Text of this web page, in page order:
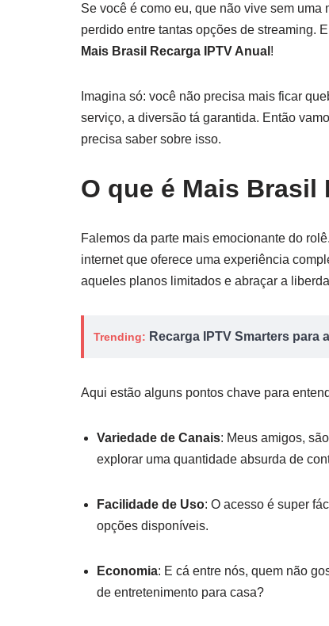
Se você é como eu, que não vive sem
perdido entre tantas opções de streaming.
Mais Brasil Recarga IPTV Anual !
Imagina só: você não precisa mais ficar
serviço, a diversão tá garantida. Então
precisa saber sobre isso.
O que é Mais Brasil
Falemos da parte mais emocionante do
internet que oferece uma experiência
aqueles planos limitados e abraçar a
Trending: Recarga IPTV Smarters para
Aqui estão alguns pontos chave para
Variedade de Canais: Meus amigos, são
explorar uma quantidade absurda de
Facilidade de Uso: O acesso é super
opções disponíveis.
Economia: E cá entre nós, quem não
de entretenimento para casa?